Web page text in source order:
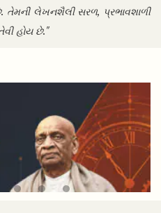
તેમની લેખનશૈલી સરળ, પ્રભાવશાળી
હોય છે."